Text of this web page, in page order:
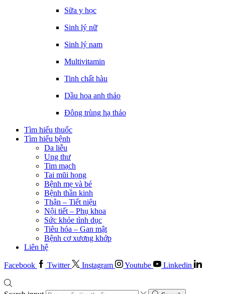
Sữa y học
Sinh lý nữ
Sinh lý nam
Multivitamin
Tinh chất hàu
Dầu hoa anh thảo
Đông trùng hạ thảo
Tìm hiểu thuốc
Tìm hiểu bệnh
Da liễu
Ung thư
Tim mạch
Tai mũi họng
Bệnh mẹ và bé
Bệnh thần kinh
Thận – Tiết niệu
Nội tiết – Phụ khoa
Sức khỏe tình dục
Tiêu hóa – Gan mật
Bệnh cơ xương khớp
Liên hệ
Facebook Twitter Instagram Youtube Linkedin